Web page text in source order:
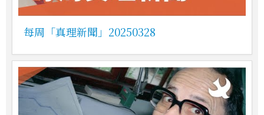
每周「真理新聞」20250328